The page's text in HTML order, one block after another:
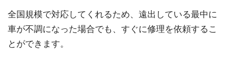
全国規模で対応してくれるため、遠出している最中に
車が不調になった場合でも、すぐに修理を依頼するこ
とができます。